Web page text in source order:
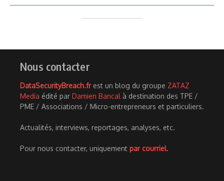
Nous contacter
DataSecurityBreach.frest un blog du groupe ZATAZ
Media édité par Damien Bancal à destination des TPE /
PME / Associations / Micro-entrepreneurs et particuliers.
Actualités, interviews, reportages, analyses, etc.
Pour nous contacter, uniquement par courriel.